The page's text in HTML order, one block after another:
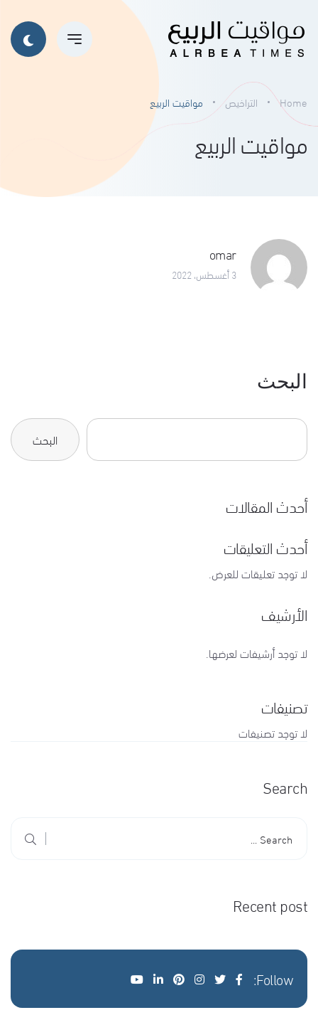
Home التراخيص مواقيت الربيع
مواقيت الربيع
omar
3 أغسطس، 2022
البحث
البحث
أحدث المقالات
أحدث التعليقات
لا توجد تعليقات للعرض.
الأرشيف
لا توجد أرشيفات لعرضها.
تصنيفات
لا توجد تصنيفات
Search
Recent post
Follow: